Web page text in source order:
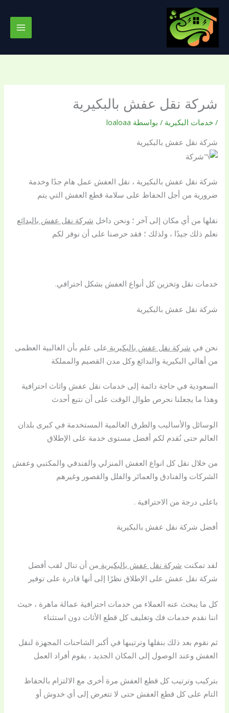
تخطي
المحتوى
شركة نقل عفش بالبكيرية
/ خدمات البكيرية / بواسطة loaloaa
شركة نقل عفش بالبكيرية
شركة نقل عفش بالبكيرية ، نقل العفش عمل هام جدًا وخدمة
ضرورية من أجل الحفاظ على سلامة قطع العفش التي يتم
نقلها من أي مكان إلى آخر ؛ ونحن داخل شركة نقل عفش بالبدائع
نعلم ذلك جيدًا ، ولذلك ؛ فقد حرصنا على أن نوفر لكم
خدمات نقل وتخزين كل أنواع العفش بشكل احترافي.
شركة نقل عفش بالبكيرية
نحن في شركة نقل عفش بالبكيرية على علم بأن الغالبية العظمى
من أهالي البكيرية والبدائع وكل مدن القصيم والمملكة
السعودية في حاجة دائمة إلى خدمات نقل عفش واثاث احترافية
وهذا ما يجعلنا نحرص طوال الوقت على أن نتبع أحدث
الوسائل والأساليب والطرق العالمية المستخدمة في كبرى بلدان
العالم حتى نُقدم لكم أفضل مستوى خدمة على الإطلاق
من خلال نقل كل انواع العفش المنزلي والفندقي والمكتبي وعفش
الشركات والفنادق والعمائر والفلل والقصور وغيرهم
باعلى درجة من الاحترافية .
أفضل شركة نقل عفش بالبكيرية
لقد تمكنت شركة نقل عفش بالبكيرية من أن تنال لقب أفضل
شركة نقل عفش على الإطلاق نظرًا إلى أنها قادرة على توفير
كل ما يبحث عنه العملاء من خدمات احترافية عمالة ماهرة ، حيث
اننا نقدم خدمات فك وتغليف كل قطع الأثاث دون استثناء
ثم نقوم بعد ذلك بنقلها وترتيبها في أكبر الشاحنات المجهزة لنقل
العفش وعند الوصول إلى المكان الجديد ، يقوم أفراد العمل
بتركيب وترتيب كل قطع العفش مرة أخرى مع الالتزام بالحفاظ
التام على كل قطع العفش حتى لا تتعرض إلى أي خدوش أو